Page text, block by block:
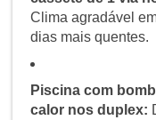
Clima agradável
dias mais quentes.
Piscina com
calor nos duplex: